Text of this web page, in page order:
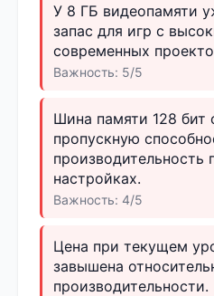
У 8 ГБ видеопамяти
запас для игр с
современных
Важность: 5/5
Шина памяти 128 бит
пропускную
производительность
настройках.
Важность: 4/5
Цена при текущем
завышена
производительности.